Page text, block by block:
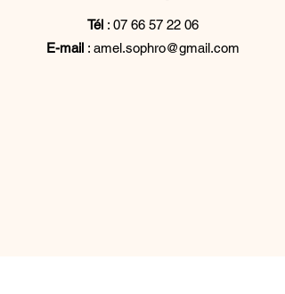
Tél: 07 66 57 22 06
E-mail: amel.sophro@gmail.com